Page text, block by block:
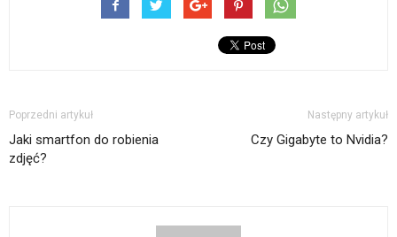
Poprzedni artykuł
Jaki smartfon do robienia
zdjęć?
Następny artykuł
Czy Gigabyte to Nvidia?